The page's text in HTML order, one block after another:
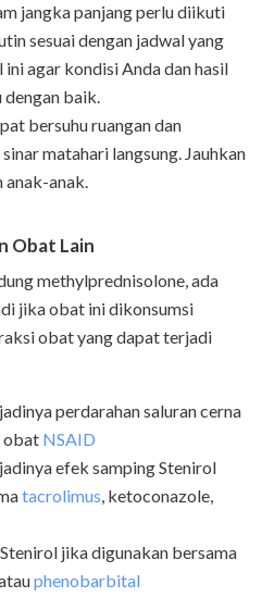
jangka panjang perlu diikuti
sesuai dengan jadwal yang
agar kondisi Anda dan hasil
baik.
bersuhu ruangan dan
matahari langsung. Jauhkan
anak-anak.
Obat Lain
methylprednisolone, ada
jika obat ini dikonsumsi
obat yang dapat terjadi
perdarahan saluran cerna
obat NSAID
efek samping Stenirol
tacrolimus, ketoconazole,
jika digunakan bersama
phenobarbital